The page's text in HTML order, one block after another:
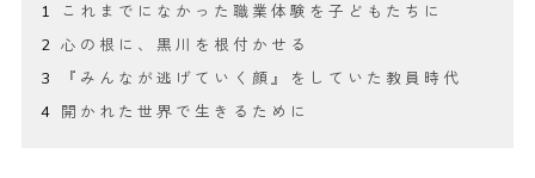
これまでになかった職業体験を子どもたちに
心の根に、黒川を根付かせる
『みんなが逃げていく顔』をしていた教員時代
開かれた世界で生きるために